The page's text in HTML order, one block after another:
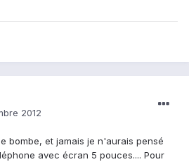
2012
bombe, et jamais je n'aurais pensé
avec écran 5 pouces.... Pour